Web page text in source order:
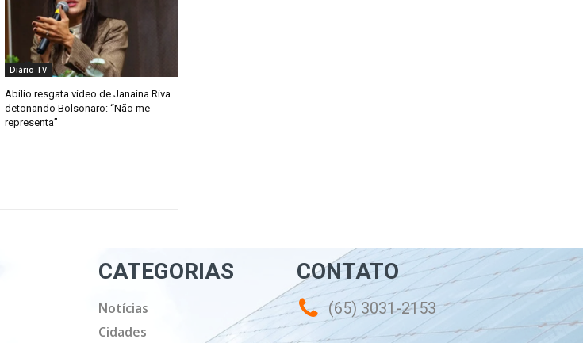
Diário TV
Abilio resgata vídeo de Janaina Riva
detonando Bolsonaro: “Não me
representa”
CATEGORIAS
Notícias
Cidades
CONTATO
(65) 3031-2153